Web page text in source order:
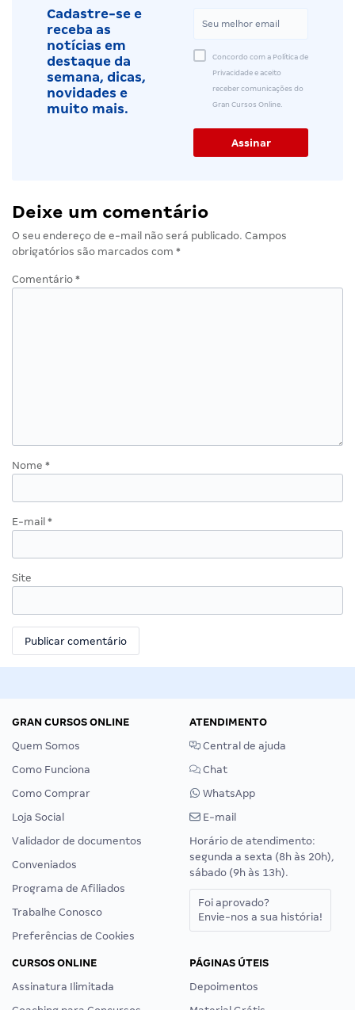
Cadastre-se e
receba as
notícias em
destaque da
semana, dicas,
novidades e
muito mais.
Concordo com a Política de
Privacidade e aceito
receber comunicações do
Gran Cursos Online.
Deixe um comentário
O seu endereço de e-mail não será publicado. Campos
obrigatórios são marcados com *
Comentário *
Nome *
E-mail *
Site
GRAN CURSOS ONLINE
Quem Somos
Como Funciona
Como Comprar
Loja Social
Validador de documentos
Conveniados
Programa de Afiliados
Trabalhe Conosco
Preferências de Cookies
ATENDIMENTO
Central de ajuda
Chat
WhatsApp
E-mail
Horário de atendimento:
segunda a sexta (8h às 20h),
sábado (9h às 13h).
Foi aprovado?
Envie-nos a sua história!
CURSOS ONLINE
Assinatura Ilimitada
PÁGINAS ÚTEIS
Depoimentos